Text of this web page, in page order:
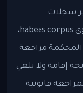
سجلات
المحكمة الفيدرالية إلى أنه رفع دعوى habeas corpus،
مراجعة
إقامة ولا تلغي
لمراجعة قانونية